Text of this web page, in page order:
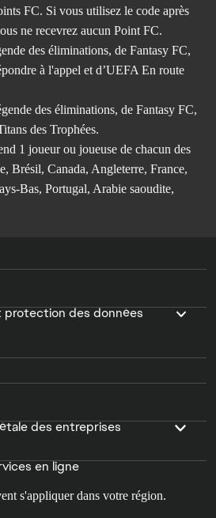
FC. Si vous utilisez le code après
ne recevrez aucun Point FC.
des éliminations, de Fantasy FC,
à l'appel et d’UEFA En route
des éliminations, de Fantasy FC,
des Trophées.
1 joueur ou joueuse de chacun des
Brésil, Canada, Angleterre, France,
Bas, Portugal, Arabie saoudite,
protection des données
des entreprises
en ligne
s'appliquer dans votre région.